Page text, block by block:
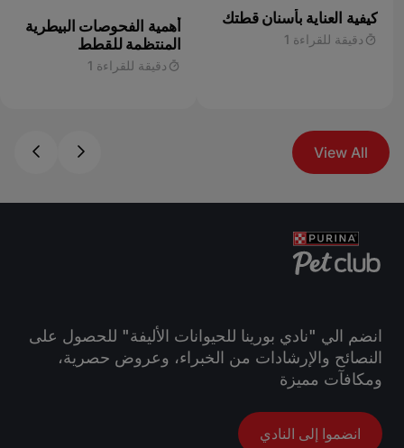
كيفية العناية بأسنان قطتك
دقيقة للقراءة 1
أهمية الفحوصات البيطرية
المنتظمة للقطط
دقيقة للقراءة 1
View All
انضم الي "نادي بورينا للحيوانات الأليفة" للحصول على
النصائح والإرشادات من الخبراء، وعروض حصرية،
ومكافآت مميزة
انضموا إلى النادي